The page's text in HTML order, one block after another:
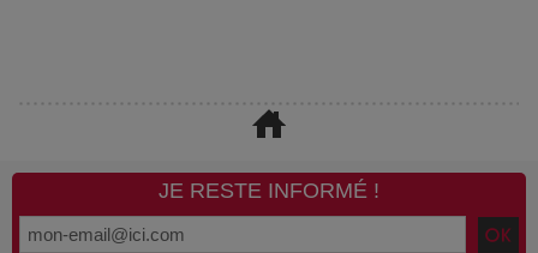
JE RESTE INFORMÉ !